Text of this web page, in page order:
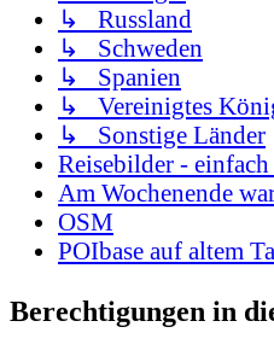
↳ Russland
↳ Schweden
↳ Spanien
↳ Vereinigtes
↳ Sonstige Länder
Reisebilder -
Am Wochenende
OSM
POIbase auf altem
Berechtigungen in